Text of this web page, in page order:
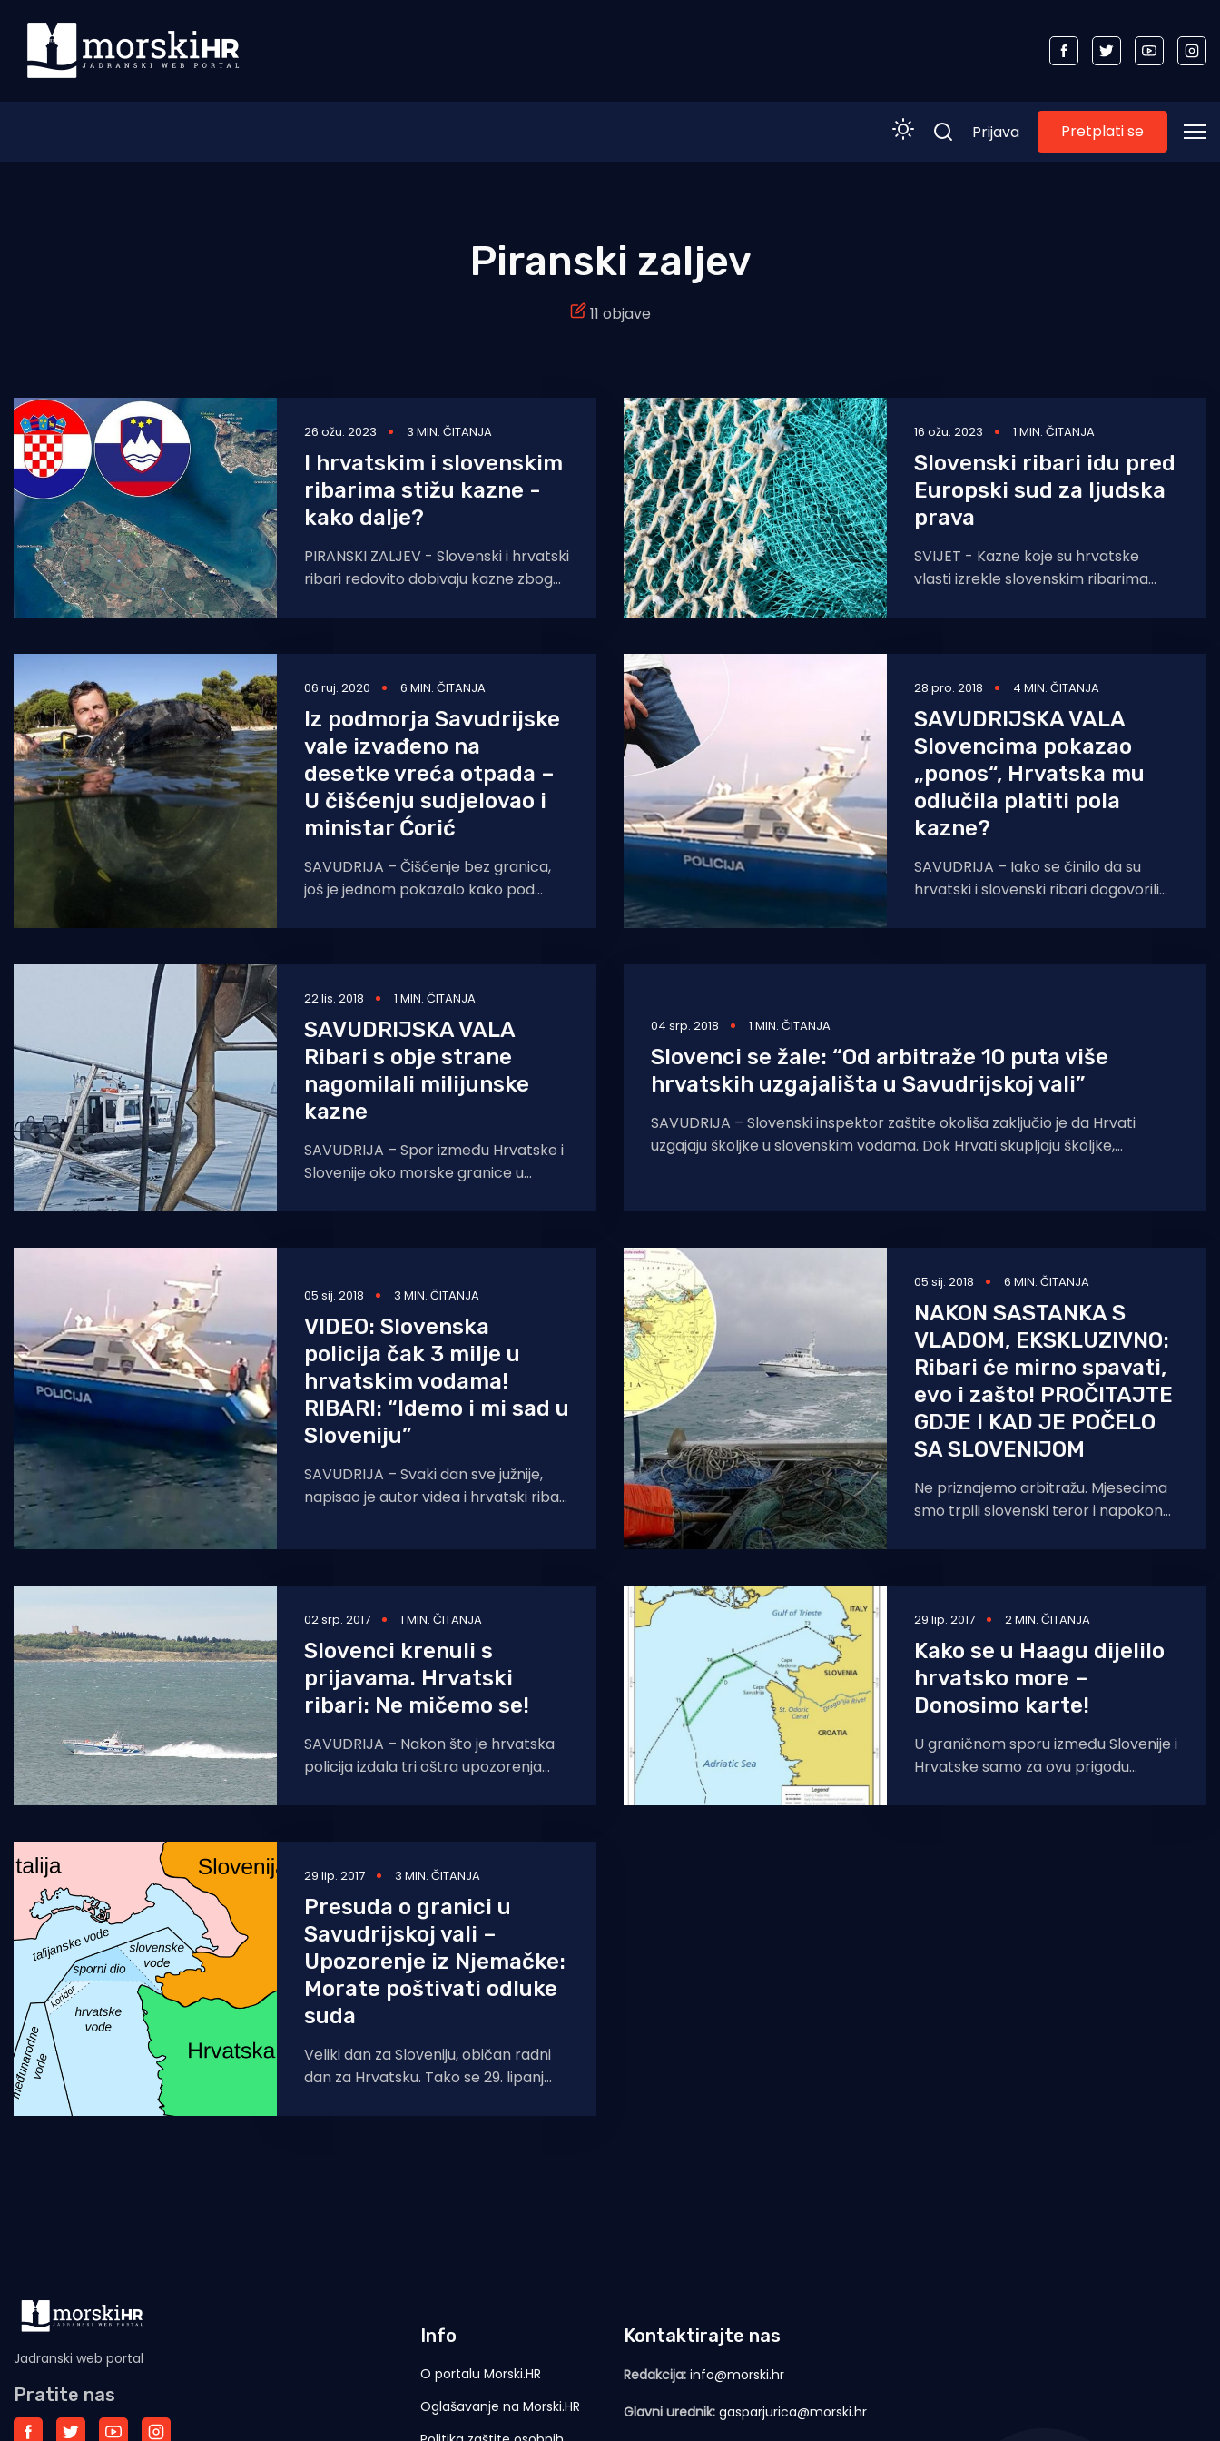
Turizam i nautika
Pomorstvo
Ribolov
Ekologija
Tradicija i kultura
Prijava Pretplati se
Piranski zaljev
11 objave
26 ožu. 2023 3 MIN. ČITANJA
I hrvatskim i slovenskim
ribarima stižu kazne -
kako dalje?
PIRANSKI ZALJEV - Slovenski i hrvatski
ribari redovito dobivaju kazne zbog
zaljevu i pitaju se što
16 ožu. 2023 1 MIN. ČITANJA
Slovenski ribari idu pred
Europski sud za ljudska
prava
SVIJET - Kazne koje su hrvatske
vlasti izrekle slovenskim ribarima
postale su pravomoćne i ovršne.
06 ruj. 2020 6 MIN. ČITANJA
Iz podmorja Savudrijske
vale izvađeno na
desetke vreća otpada –
U čišćenju sudjelovao i
ministar Ćorić
SAVUDRIJA – Čišćenje bez granica,
još je jednom pokazalo kako pod
150 ronioca iz cijele
28 pro. 2018 4 MIN. ČITANJA
SAVUDRIJSKA VALA
Slovencima pokazao
„ponos“, Hrvatska mu
odlučila platiti pola
kazne?
SAVUDRIJA – Iako se činilo da su
hrvatski i slovenski ribari dogovorili
vali, slovenski ribari su opet
22 lis. 2018 1 MIN. ČITANJA
SAVUDRIJSKA VALA
Ribari s obje strane
nagomilali milijunske
kazne
SAVUDRIJA – Spor između Hrvatske i
Slovenije oko morske granice u
miče s mrtve točke. Slovenija
04 srp. 2018 1 MIN. ČITANJA
Slovenci se žale: “Od arbitraže 10 puta više
hrvatskih uzgajališta u Savudrijskoj vali”
SAVUDRIJA – Slovenski inspektor zaštite okoliša zaključio je da Hrvati
uzgajaju školjke u slovenskim vodama. Dok Hrvati skupljaju školjke,
05 sij. 2018 3 MIN. ČITANJA
VIDEO: Slovenska
policija čak 3 milje u
hrvatskim vodama!
RIBARI: “Idemo i mi sad u
Sloveniju”
SAVUDRIJA – Svaki dan sve južnije,
napisao je autor videa i hrvatski ribar
05 sij. 2018 6 MIN. ČITANJA
NAKON SASTANKA S
VLADOM, EKSKLUZIVNO:
Ribari će mirno spavati,
evo i zašto! PROČITAJTE
GDJE I KAD JE POČELO
SA SLOVENIJOM
Ne priznajemo arbitražu. Mjesecima
smo trpili slovenski teror i napokon
teritorij, da smo
02 srp. 2017 1 MIN. ČITANJA
Slovenci krenuli s
prijavama. Hrvatski
ribari: Ne mičemo se!
SAVUDRIJA – Nakon što je hrvatska
policija izdala tri oštra upozorenja
susjedna strana krenula je prijavljivati
29 lip. 2017 2 MIN. ČITANJA
Kako se u Haagu dijelilo
hrvatsko more –
Donosimo karte!
U graničnom sporu između Slovenije i
Hrvatske samo za ovu prigodu
trebao je donijeti odluku
29 lip. 2017 3 MIN. ČITANJA
Presuda o granici u
Savudrijskoj vali –
Upozorenje iz Njemačke:
Morate poštivati odluke
suda
Veliki dan za Sloveniju, običan radni
dan za Hrvatsku. Tako se 29. lipanj
medija
Jadranski web portal
Pratite nas
Info
O portalu Morski.HR
Oglašavanje na Morski.HR
Kontaktirajte nas
Redakcija: info@morski.hr
Glavni urednik: gasparjurica@morski.hr